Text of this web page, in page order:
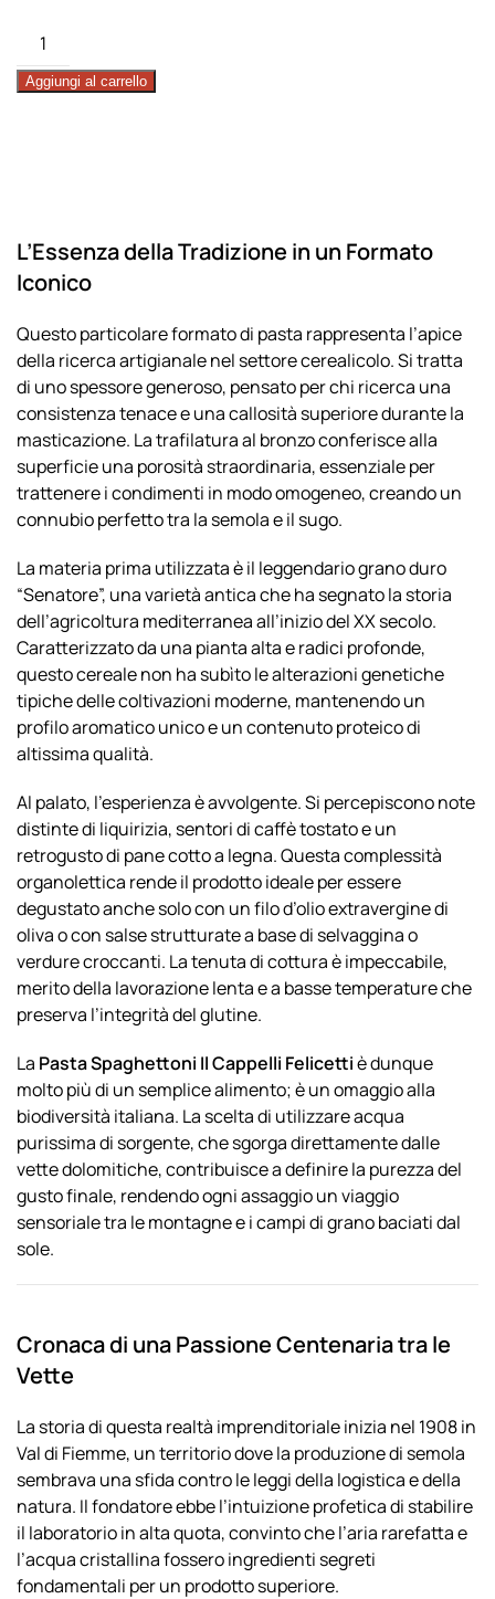
Pasta
Spaghettoni
IlAggiungi al carrello
L’Essenza della Tradizione in un Formato
Iconico
Questo particolare formato di pasta rappresenta l’apice
della ricerca artigianale nel settore cerealicolo. Si tratta
di uno spessore generoso, pensato per chi ricerca una
consistenza tenace e una callosità superiore durante la
masticazione. La trafilatura al bronzo conferisce alla
superficie una porosità straordinaria, essenziale per
trattenere i condimenti in modo omogeneo, creando un
connubio perfetto tra la semola e il sugo.
La materia prima utilizzata è il leggendario grano duro
“Senatore”, una varietà antica che ha segnato la storia
dell’agricoltura mediterranea all’inizio del XX secolo.
Caratterizzato da una pianta alta e radici profonde,
questo cereale non ha subìto le alterazioni genetiche
tipiche delle coltivazioni moderne, mantenendo un
profilo aromatico unico e un contenuto proteico di
altissima qualità.
Al palato, l’esperienza è avvolgente. Si percepiscono note
distinte di liquirizia, sentori di caffè tostato e un
retrogusto di pane cotto a legna. Questa complessità
organolettica rende il prodotto ideale per essere
degustato anche solo con un filo d’olio extravergine di
oliva o con salse strutturate a base di selvaggina o
verdure croccanti. La tenuta di cottura è impeccabile,
merito della lavorazione lenta e a basse temperature che
preserva l’integrità del glutine.
La Pasta Spaghettoni Il Cappelli Felicettiè dunque
molto più di un semplice alimento; è un omaggio alla
biodiversità italiana. La scelta di utilizzare acqua
purissima di sorgente, che sgorga direttamente dalle
vette dolomitiche, contribuisce a definire la purezza del
gusto finale, rendendo ogni assaggio un viaggio
sensoriale tra le montagne e i campi di grano baciati dal
sole.
Cronaca di una Passione Centenaria tra le
Vette
La storia di questa realtà imprenditoriale inizia nel 1908 in
Val di Fiemme, un territorio dove la produzione di semola
sembrava una sfida contro le leggi della logistica e della
natura. Il fondatore ebbe l’intuizione profetica di stabilire
il laboratorio in alta quota, convinto che l’aria rarefatta e
l’acqua cristallina fossero ingredienti segreti
fondamentali per un prodotto superiore.